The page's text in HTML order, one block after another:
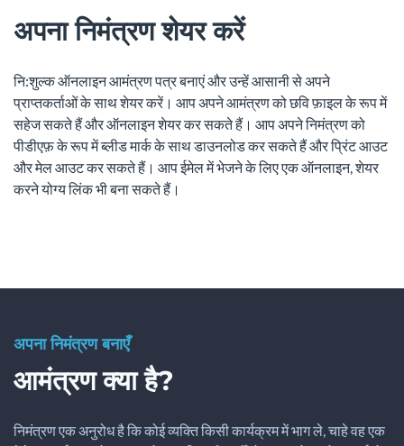
अपना निमंत्रण शेयर करें
नि:शुल्क ऑनलाइन आमंत्रण पत्र बनाएं और उन्हें आसानी से अपने
प्राप्तकर्ताओं के साथ शेयर करें। आप अपने आमंत्रण को छवि फ़ाइल के रूप में
सहेज सकते हैं और ऑनलाइन शेयर कर सकते हैं। आप अपने निमंत्रण को
पीडीएफ़ के रूप में ब्लीड मार्क के साथ डाउनलोड कर सकते हैं और प्रिंट आउट
और मेल आउट कर सकते हैं। आप ईमेल में भेजने के लिए एक ऑनलाइन, शेयर
करने योग्य लिंक भी बना सकते हैं।
अपना निमंत्रण बनाएँ
आमंत्रण क्या है?
निमंत्रण एक अनुरोध है कि कोई व्यक्ति किसी कार्यक्रम में भाग ले, चाहे वह एक